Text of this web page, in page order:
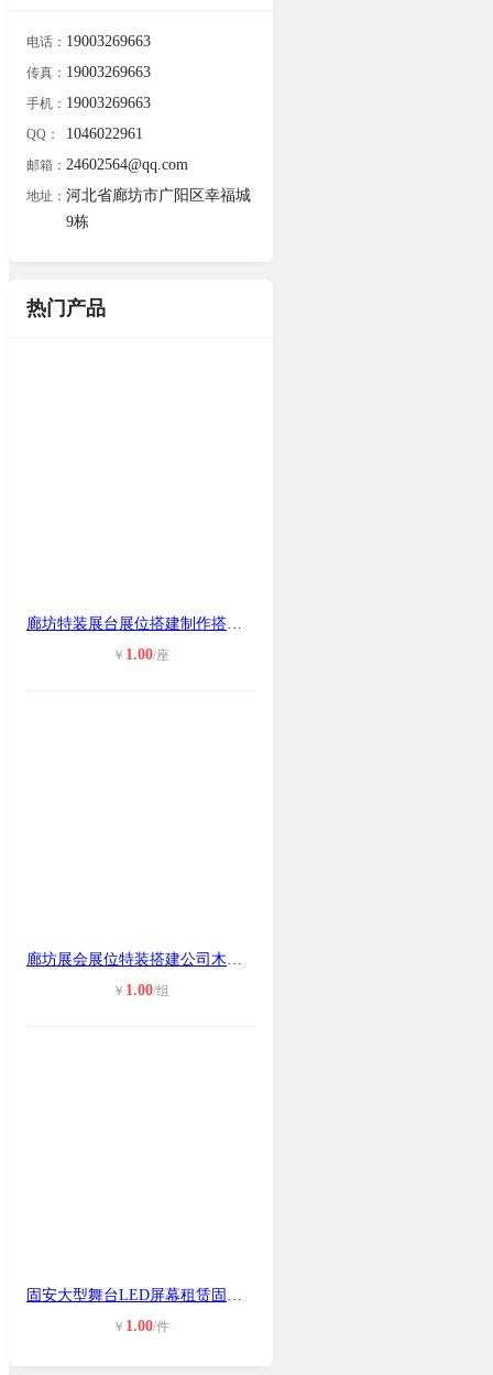
电话： 19003269663
传真： 19003269663
手机： 19003269663
QQ： 1046022961
邮箱： 24602564@qq.com
地址： 河北省廊坊市广阳区幸福城
9栋
热门产品
廊坊特装展台展位搭建制作搭建会议舞
￥ 1.00/座
廊坊展会展位特装搭建公司木质展位展
￥ 1.00/组
固安大型舞台LED屏幕租赁固安舞台灯
￥ 1.00/件